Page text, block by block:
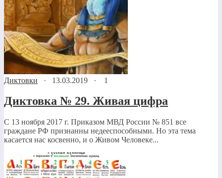
Диктовки · 13.03.2019 · 1
Диктовка № 29. Живая цифра
С 13 ноября 2017 г. Приказом МВД России № 851 все
граждане РФ признанны недееспособными. Но эта тема
касается нас косвенно, и о Живом Человеке...